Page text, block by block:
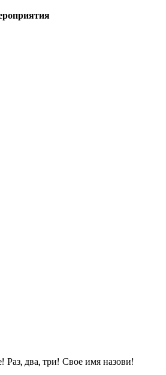
Раз, два, три! Свое имя назови!